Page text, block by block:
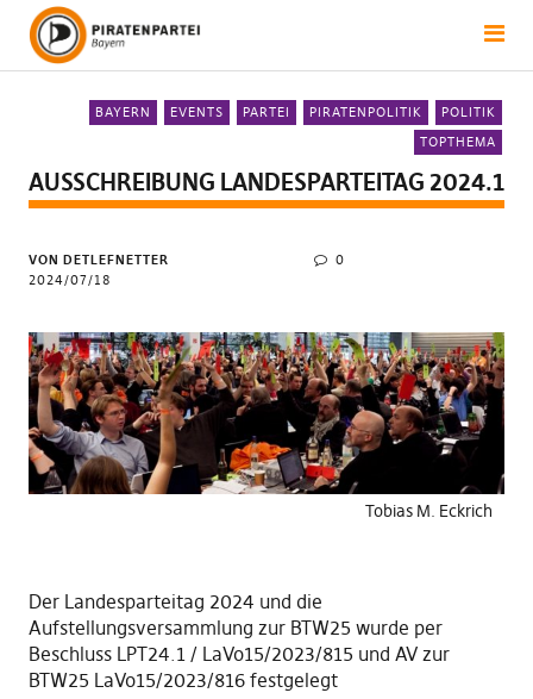
BAYERN EVENTS PARTEI PIRATENPOLITIK
POLITIK
TOPTHEMA
AUSSCHREIBUNG LANDESPARTEITAG 2024.1
VON DETLEFNETTER
2024/07/18
0
Tobias M. Eckrich
Der Landesparteitag 2024 und die
Aufstellungsversammlung zur BTW25 wurde per
Beschluss LPT24.1 / LaVo15/2023/815 und AV zur
BTW25 LaVo15/2023/816 festgelegt